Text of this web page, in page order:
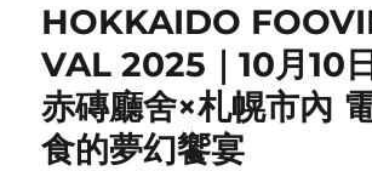
HOKKAIDO
VAL 2025｜10月10
赤磚廳舍×札幌市內
食的夢幻饗宴